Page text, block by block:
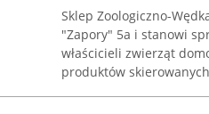
Sklep Zoologiczno-
"Zapory" 5a i stanowi
właścicieli zwierząt
produktów